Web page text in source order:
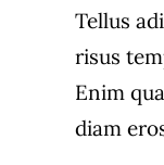
Tellus
risus
Enim
diam